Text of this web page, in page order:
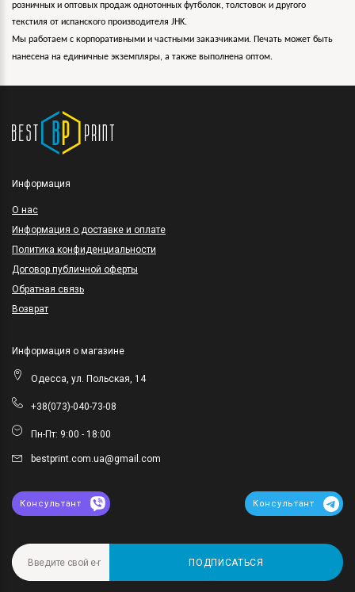
розничных и оптовых продаж однотонных футболок, толстовок и другого
текстиля от испанского производителя JHK.
Мы работаем с корпоративными и частными заказчиками. Печать может быть
нанесена на единичные экземпляры, а также выполнена оптом.
Информация
O нас
Информация о доставке и оплате
Политика конфиденциальности
Договор публичной оферты
Обратная связь
Возврат
Информация о магазине
Одесса, ул. Польская, 14
+38(073)-040-73-08
Пн-Пт: 9:00 - 18:00
bestprint.com.ua@gmail.com
Консультант Консультант
ПОДПИСАТЬСЯ